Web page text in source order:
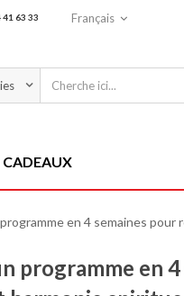
41 63 33 Français
CADEAUX
programme en 4 semaines
programme en